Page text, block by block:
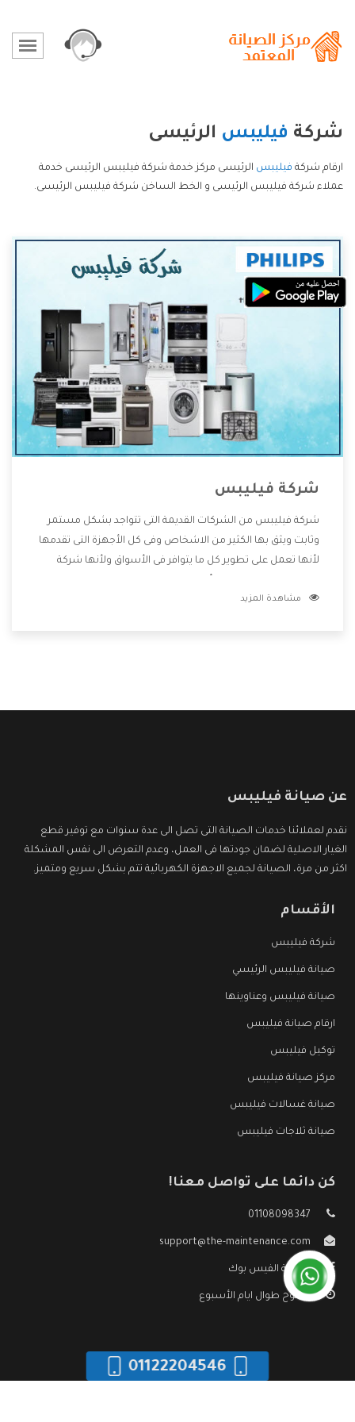
شركة فيليبس الرئيسى
ارقام شركة فيليبس الرئيسى مركز خدمة شركة فيليبس الرئيسى خدمة
عملاء شركة فيليبس الرئيسى و الخط الساخن شركة فيليبس الرئيسى.
شركة فيليبس
شركة فيليبس من الشركات القديمة التى تتواجد بشكل مستمر
وثابت ويثق بها الكثير من الاشخاص وفى كل الأجهزة التى تقدمها
لأنها تعمل على تطوير كل ما يتوافر فى الأسواق ولأنها شركة
وتقدم للعملاء أقوى العروض والخصومات التى تسهل على
مشاهدة المزيد
عن صيانة فيليبس
نقدم لعملائنا خدمات الصيانة التى تصل الى عدة سنوات مع توفير قطع
الغيار الاصلية لضمان جودتها فى العمل، وعدم التعرض الى نفس المشكلة
اكثر من مرة، الصيانة لجميع الاجهزة الكهربائية تتم بشكل سريع ومتميز.
الأقسام
شركة فيليبس
صيانة فيليبس الرئيسي
صيانة فيليبس وعناوينها
ارقام صيانة فيليبس
توكيل فيليبس
مركز صيانة فيليبس
صيانة غسالات فيليبس
صيانة ثلاجات فيليبس
كن دائما على تواصل معنا!
01108098347
support@the-maintenance.com
صفحة الفيس بوك
مفتوح طوال ايام الأسبوع
01122204546